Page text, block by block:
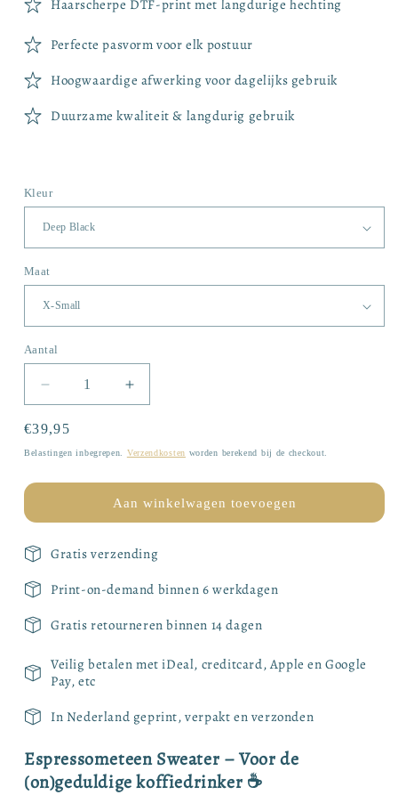
Haarscherpe DTF-print met langdurige hechting
Perfecte pasvorm voor elk postuur
Hoogwaardige afwerking voor dagelijks gebruik
Duurzame kwaliteit & langdurig gebruik
Kleur
Maat
Aantal
Aantal
Aantal
verlagen
voor
Espressometeen
Sweatshirt
Aantal
verhogen
Espressometeen
Sweatshirt
Normale
prijs
€39,95
Belastingen inbegrepen. Verzendkosten worden berekend bij de checkout.
Aan winkelwagen toevoegen
Gratis verzending
Print-on-demand binnen 6 werkdagen
Gratis retourneren binnen 14 dagen
Veilig betalen met iDeal, creditcard, Apple en Google
Pay, etc
In Nederland geprint, verpakt en verzonden
Espressometeen Sweater – Voor de
(on)geduldige koffiedrinker ☕